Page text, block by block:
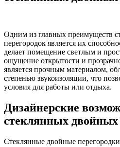
Одним из главных преимуществ
перегородок является их
делает помещение светлым и
ощущение открытости и
является прочным материалом,
степенью звукоизоляции, что
условия для работы или отдыха.
Дизайнерские
стеклянных двойных
Стеклянные двойные